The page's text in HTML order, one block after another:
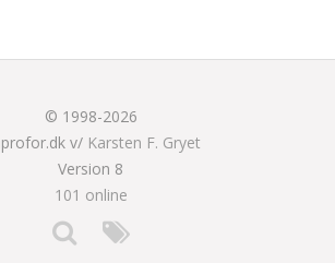
© 1998-2026
v/ Karsten F. Gryet
Version 8
101 online